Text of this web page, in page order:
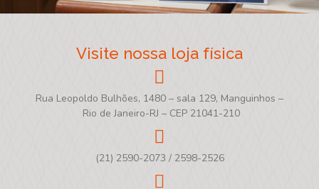
Visite nossa loja física
Rua Leopoldo Bulhões, 1480 – sala 129, Manguinhos –
Rio de Janeiro-RJ – CEP 21041-210
(21) 2590-2073 / 2598-2526